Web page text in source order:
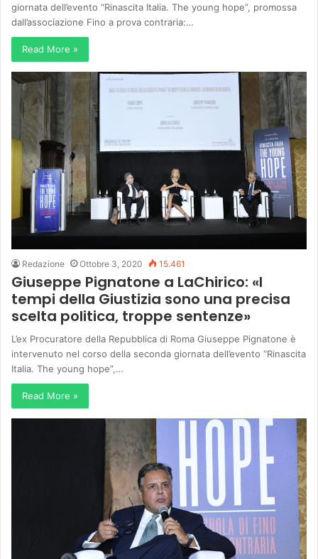
giornata dell’evento “Rinascita Italia. The young hope”, promossa
dall’associazione Fino a prova contraria:…
Read More »
Redazione Ottobre 3, 2020 15.461
Giuseppe Pignatone a LaChirico: «I
tempi della Giustizia sono una precisa
scelta politica, troppe sentenze»
L’ex Procuratore della Repubblica di Roma Giuseppe Pignatone è
intervenuto nel corso della seconda giornata dell’evento “Rinascita
Italia. The young hope”,…
Read More »